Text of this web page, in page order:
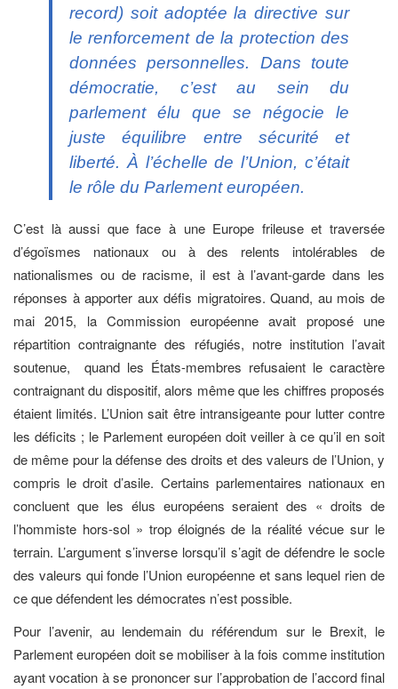
record) soit adoptée la directive sur
le renforcement de la protection des
données personnelles. Dans toute
démocratie, c’est au sein du
parlement élu que se négocie le
juste équilibre entre sécurité et
liberté. À l’échelle de l’Union, c’était
le rôle du Parlement européen.
C’est là aussi que face à une Europe frileuse et traversée
d’égoïsmes nationaux ou à des relents intolérables de
nationalismes ou de racisme, il est à l’avant-garde dans les
réponses à apporter aux défis migratoires. Quand, au mois de
mai 2015, la Commission européenne avait proposé une
répartition contraignante des réfugiés, notre institution l’avait
soutenue, quand les États-membres refusaient le caractère
contraignant du dispositif, alors même que les chiffres proposés
étaient limités. L’Union sait être intransigeante pour lutter contre
les déficits ; le Parlement européen doit veiller à ce qu’il en soit
de même pour la défense des droits et des valeurs de l’Union, y
compris le droit d’asile. Certains parlementaires nationaux en
concluent que les élus européens seraient des « droits de
l’hommiste hors-sol » trop éloignés de la réalité vécue sur le
terrain. L’argument s’inverse lorsqu’il s’agit de défendre le socle
des valeurs qui fonde l’Union européenne et sans lequel rien de
ce que défendent les démocrates n’est possible.
Pour l’avenir, au lendemain du référendum sur le Brexit, le
Parlement européen doit se mobiliser à la fois comme institution
ayant vocation à se prononcer sur l’approbation de l’accord final